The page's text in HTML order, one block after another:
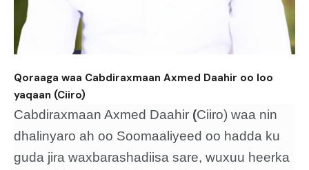
Qoraaga waa Cabdiraxmaan Axmed Daahir oo loo
yaqaan (Ciiro)
Cabdiraxmaan Axmed Daahir (Ciiro) waa nin
dhalinyaro ah oo Soomaaliyeed oo hadda ku
guda jira waxbarashadiisa sare, wuxuu heerka